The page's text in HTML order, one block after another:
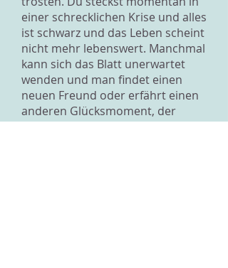
einer schrecklichen Krise und alles
ist schwarz und das Leben scheint
nicht mehr lebenswert. Manchmal
kann sich das Blatt unerwartet
wenden und man findet einen
neuen Freund oder erfährt einen
anderen Glücksmoment, der
einem wieder ein Lächeln